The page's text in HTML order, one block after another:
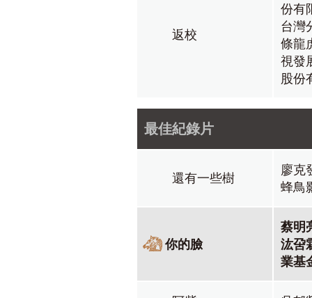
返校
份有
台灣
條龍
視發
股份
最佳紀錄片
還有一些樹
廖克
蜂鳥
你的臉
蔡明
汯呄
業基